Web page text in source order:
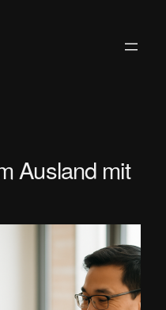
Ausland mit